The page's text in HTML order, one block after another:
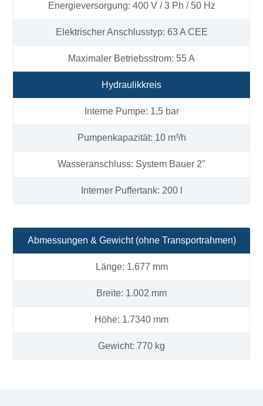
Energieversorgung: 400 V / 3 Ph / 50 Hz
Elektrischer Anschlusstyp: 63 A CEE
Maximaler Betriebsstrom: 55 A
Hydraulikkreis
Interne Pumpe: 1,5 bar
Pumpenkapazität: 10 m³/h
Wasseranschluss: System Bauer 2″
Interner Puffertank: 200 l
Abmessungen & Gewicht (ohne Transportrahmen)
Länge: 1.677 mm
Breite: 1.002 mm
Höhe: 1.7340 mm
Gewicht: 770 kg